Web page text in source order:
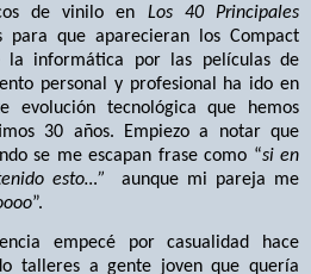
de vinilo en Los 40 Principales
para que aparecieran los Compact
la informática por las películas de
personal y profesional ha ido en
evolución tecnológica que hemos
30 años. Empiezo a notar que
se me escapan frase como “si en
esto…”
aunque mi pareja me
”.
empecé por casualidad hace
talleres a gente joven que quería